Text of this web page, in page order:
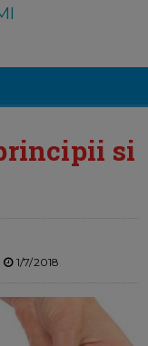
si
| 1/7/2018